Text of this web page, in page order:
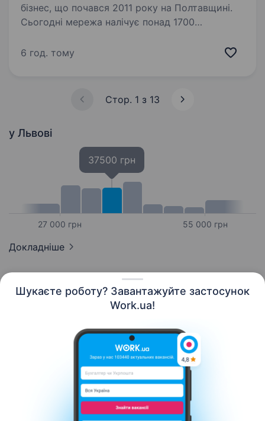
Шукаєте роботу? Завантажуйте застосунок
Work.ua!
бізнес, що почався 2011 року на Полтавщині.
Сьогодні мережа налічує понад 1700
хабів в Україні. Наша команда — це понад
6 год. тому
Стор. 1 з 13
у Львові
27 000 грн
37500 грн
55 000 грн
Докладніше
Контакти Про нас Кар’єра